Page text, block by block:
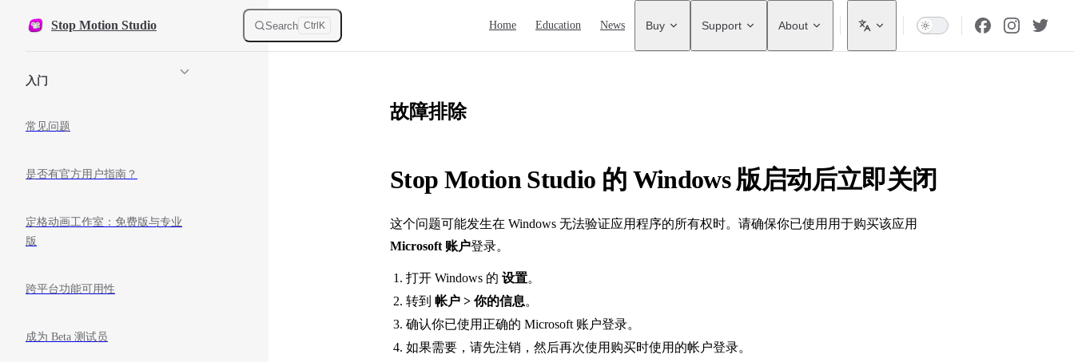
Skip to content
Stop Motion Studio Search Ctrl K Home Education News Buy Support About
入门
常见问题
是否有官方用户指南？
定格动画工作室：免费版与专业
版
跨平台功能可用性
成为 Beta 测试员
故障排除
Stop Motion Studio 的 Windows 版启动后立即关闭
这个问题可能发生在 Windows 无法验证应用程序的所有权时。请确保你已使用用于购买该应用
Microsoft 账户登录。
打开 Windows 的 设置。
转到 帐户 > 你的信息。
确认你已使用正确的 Microsoft 账户登录。
如果需要，请先注销，然后再次使用购买时使用的帐户登录。